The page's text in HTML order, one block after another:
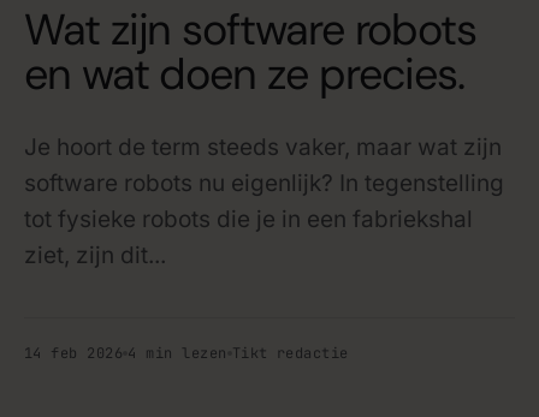
Wat zijn software robots
en wat doen ze precies.
Je hoort de term steeds vaker, maar wat zijn
software robots nu eigenlijk? In tegenstelling
tot fysieke robots die je in een fabriekshal
ziet, zijn dit...
14 feb 2026 4 min lezen Tikt redactie